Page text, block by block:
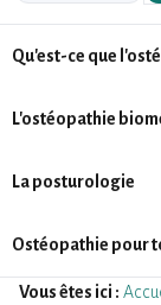
Qu'est-ce que
L'ostéopathie
La posturologie
Ostéopathie pour
Vous êtes ici :